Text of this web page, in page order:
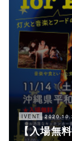
IVENT
【入場無